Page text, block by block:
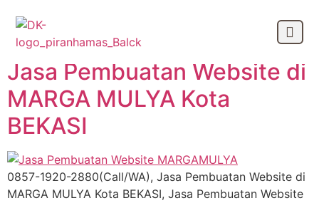
Month:July 2017
Jasa Pembuatan Website di
MARGA MULYA Kota
BEKASI
0857-1920-2880(Call/WA), Jasa Pembuatan Website di
MARGA MULYA Kota BEKASI, Jasa Pembuatan Website